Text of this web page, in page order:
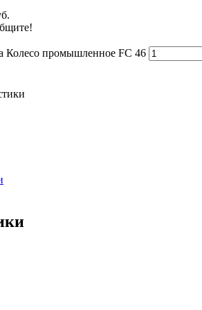
Колесо промышленное FC 46